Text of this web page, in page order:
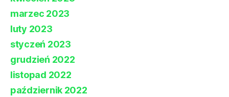
marzec 2023
luty 2023
styczeń 2023
grudzień 2022
listopad 2022
październik 2022